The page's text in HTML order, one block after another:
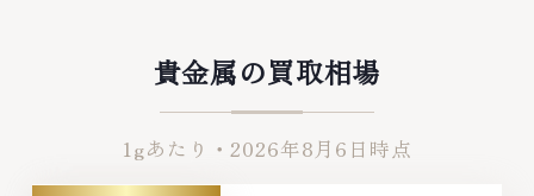
ており、他店ではお値段の付かな
かったお品物でも、一点一点丁寧
959-764営業時間: 10:00～
計、多くのお品物の高価買取りを
実現しており、他店ではお値段の
軽にご連絡ください。TEL:
貴金属の買取相場
1gあたり・2026年8月6日 時点